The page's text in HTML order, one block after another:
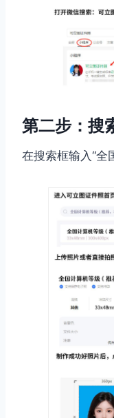
第二步：搜
在搜索框输入“全